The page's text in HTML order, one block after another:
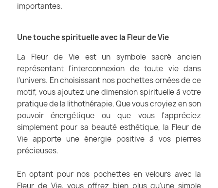
importantes.
Une touche spirituelle avec la Fleur de Vie
La Fleur de Vie est un symbole sacré ancien
représentant l'interconnexion de toute vie dans
l'univers. En choisissant nos pochettes ornées de ce
motif, vous ajoutez une dimension spirituelle à votre
pratique de la lithothérapie. Que vous croyiez en son
pouvoir énergétique ou que vous l'appréciez
simplement pour sa beauté esthétique, la Fleur de
Vie apporte une énergie positive à vos pierres
précieuses.
En optant pour nos pochettes en velours avec la
Fleur de Vie, vous offrez bien plus qu'une simple